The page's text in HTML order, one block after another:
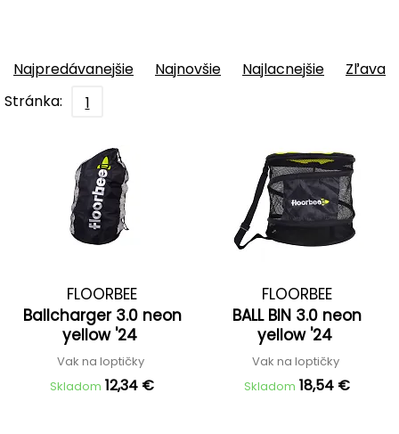
Najpredávanejšie Najnovšie Najlacnejšie
Zľava
Stránka:
1
FLOORBEE
Ballcharger 3.0 neon
yellow '24
Vak na loptičky
Skladom 12,34 €
FLOORBEE
BALL BIN 3.0 neon
yellow '24
Vak na loptičky
Skladom 18,54 €